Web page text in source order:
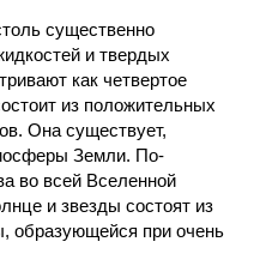
существенно
и твердых
как четвертое
из положительных
Она существует,
Земли. По-
во всей Вселенной
и звезды состоят из
образующейся при очень